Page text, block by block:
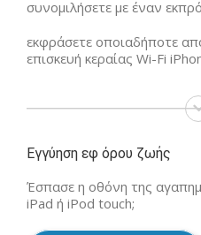
συνομιλήσετε με έναν
εκφράσετε οποιαδήποτε
επισκευή κεραίας Wi-Fi
Εγγύηση εφ όρου ζωής
Έσπασε η οθόνη της
iPad ή iPod touch;